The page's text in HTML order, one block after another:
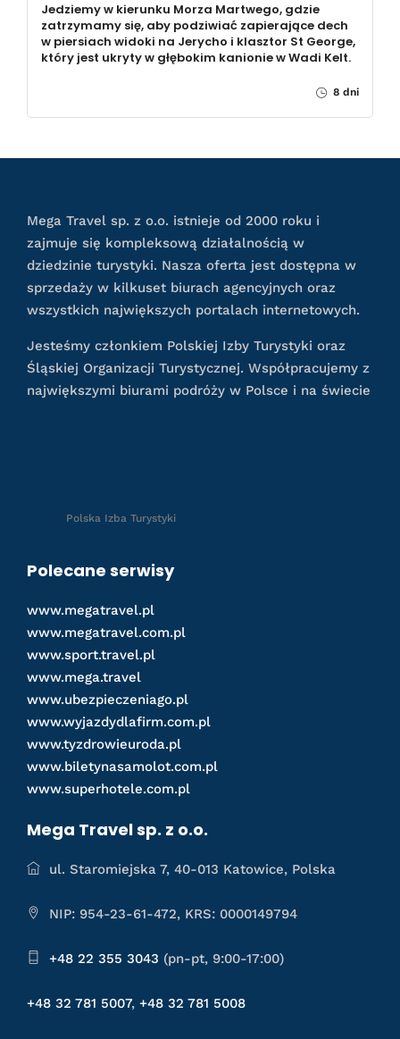
Jedziemy w kierunku Morza Martwego, gdzie
zatrzymamy się, aby podziwiać zapierające dech
w piersiach widoki na Jerycho i klasztor St George,
który jest ukryty w głębokim kanionie w Wadi Kelt.
8 dni
Mega Travel sp. z o.o. istnieje od 2000 roku i
zajmuje się kompleksową działalnością w
dziedzinie turystyki. Nasza oferta jest dostępna w
sprzedaży w kilkuset biurach agencyjnych oraz
wszystkich największych portalach internetowych.
Jesteśmy członkiem Polskiej Izby Turystyki oraz
Śląskiej Organizacji Turystycznej. Współpracujemy z
największymi biurami podróży w Polsce i na świecie
Polska Izba Turystyki
Polecane serwisy
www.megatravel.pl
www.megatravel.com.pl
www.sport.travel.pl
www.mega.travel
www.ubezpieczeniago.pl
www.wyjazdydlafirm.com.pl
www.tyzdrowieuroda.pl
www.biletynasamolot.com.pl
www.superhotele.com.pl
Mega Travel sp. z o.o.
ul. Staromiejska 7, 40-013 Katowice, Polska
NIP: 954-23-61-472, KRS: 0000149794
+48 22 355 3043 (pn-pt, 9:00-17:00)
+48 32 781 5007, +48 32 781 5008